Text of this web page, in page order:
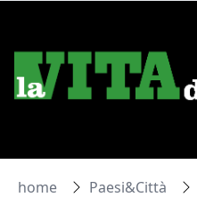
home Paesi&Città